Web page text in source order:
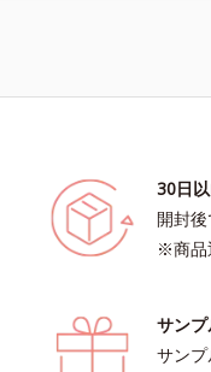
30日
開封
※商品
サン
サン